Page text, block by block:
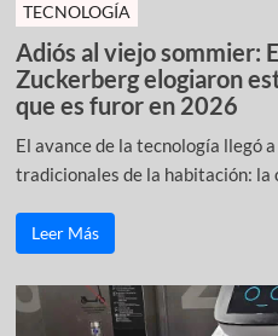
TECNOLOGÍA
Adiós al viejo sommier:
Zuckerberg elogiaron
que es furor en 2026
El avance de la tecnología llegó
tradicionales de la habitación: la
Leer Más